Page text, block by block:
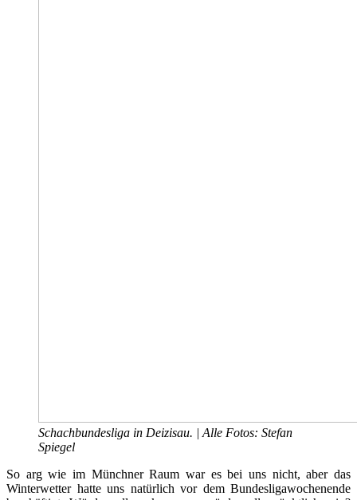
Schachbundesliga in Deizisau. | Alle Fotos: Stefan
Spiegel
So arg wie im Münchner Raum war es bei uns nicht, aber das
Winterwetter hatte uns natürlich vor dem Bundesligawochenende